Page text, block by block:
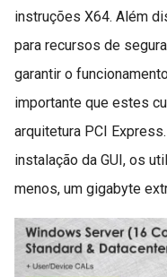
instruções X64. Além
para recursos de
garantir o
importante que estes
arquitetura PCI
instalação da GUI, os
menos, um gigabyte